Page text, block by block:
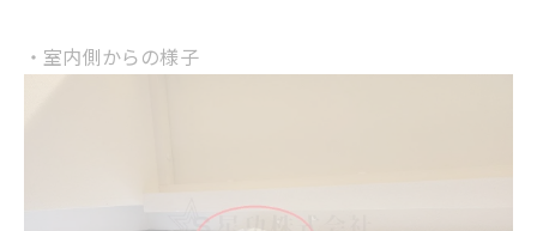
・室内側からの様子